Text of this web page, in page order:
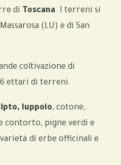
di Toscana. I terreni si
(LU) e di San
coltivazione di
ettari di terreni.
luppolo, cotone,
contorto, pigne verdi e
di erbe officinali e